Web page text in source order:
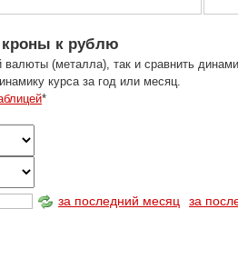
кроны к рублю
валюты (металла), так и сравнить
курса за год или месяц.
*
за последний месяц за